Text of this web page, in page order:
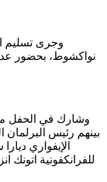
وجرى تسليم
نواكشوط، بحضور
وشارك في الحفل
بينهم رئيس
الإيفواري
للفرانكفونية اتونك